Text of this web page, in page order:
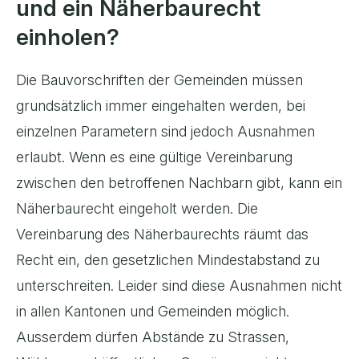
und ein Näherbaurecht
einholen?
Die Bauvorschriften der Gemeinden müssen
grundsätzlich immer eingehalten werden, bei
einzelnen Parametern sind jedoch Ausnahmen
erlaubt. Wenn es eine gültige Vereinbarung
zwischen den betroffenen Nachbarn gibt, kann ein
Näherbaurecht eingeholt werden. Die
Vereinbarung des Näherbaurechts räumt das
Recht ein, den gesetzlichen Mindestabstand zu
unterschreiten. Leider sind diese Ausnahmen nicht
in allen Kantonen und Gemeinden möglich.
Ausserdem dürfen Abstände zu Strassen,